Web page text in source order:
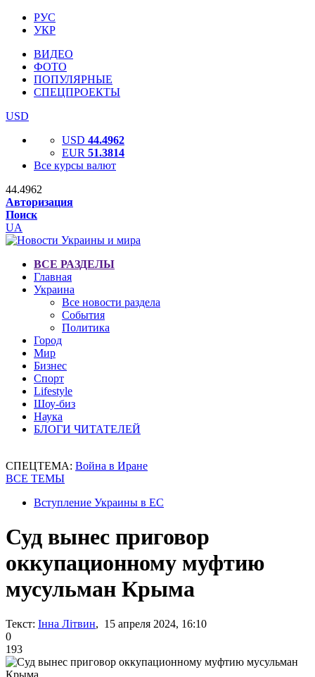
РУС
УКР
ВИДЕО
ФОТО
ПОПУЛЯРНЫЕ
СПЕЦПРОЕКТЫ
USD
USD 44.4962
EUR 51.3814
Все курсы валют
44.4962
Авторизация
Поиск
UA
ВСЕ РАЗДЕЛЫ
Главная
Украина
Все новости раздела
События
Политика
Город
Мир
Бизнес
Спорт
Lifestyle
Шоу-биз
Наука
БЛОГИ ЧИТАТЕЛЕЙ
СПЕЦТЕМА: Война в Иране
ВСЕ ТЕМЫ
Вступление Украины в ЕС
Суд вынес приговор
оккупационному муфтию
мусульман Крыма
Текст: Інна Літвин, 15 апреля 2024, 16:10
0
193